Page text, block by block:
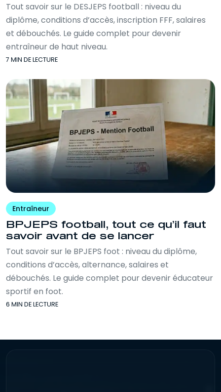
Tout savoir sur le DESJEPS football : niveau du
diplôme, conditions d’accès, inscription FFF, salaires
et débouchés. Le guide complet pour devenir
entraîneur de haut niveau.
7 MIN DE LECTURE
Entraîneur
BPJEPS football, tout ce qu’il faut
savoir avant de se lancer
Tout savoir sur le BPJEPS foot : niveau du diplôme,
conditions d’accès, alternance, salaires et
débouchés. Le guide complet pour devenir éducateur
sportif en foot.
6 MIN DE LECTURE